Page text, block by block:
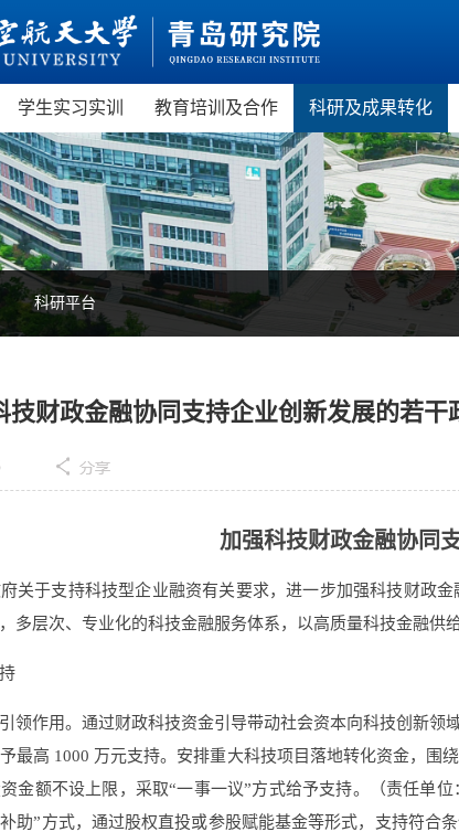
学生实习实训
制度建设
管理服务
教育培训及合作
青岛市科普教育基地
青岛市中小学研学旅行基地
航空航天STEAM教育培训基地
虚拟现实教育培训基地
无人机科普教育基地
科研及成果转化
科技政策
科研成果
科研平台
科研平台
技财政金融协同支持企业创新发展的若干
加强科技财政金融协同
关于支持科技型企业融资有关要求，进一步加强科技财政
多层次、专业化的科技金融服务体系，以高质量科技金融供
引领作用。通过财政科技资金引导带动社会资本向科技创新
最高 1000 万元支持。安排重大科技项目落地转化资金，
金额不设上限，采取“一事一议”方式给予支持。（责任单
助”方式，通过股权直投或参股赋能基金等形式，支持符合